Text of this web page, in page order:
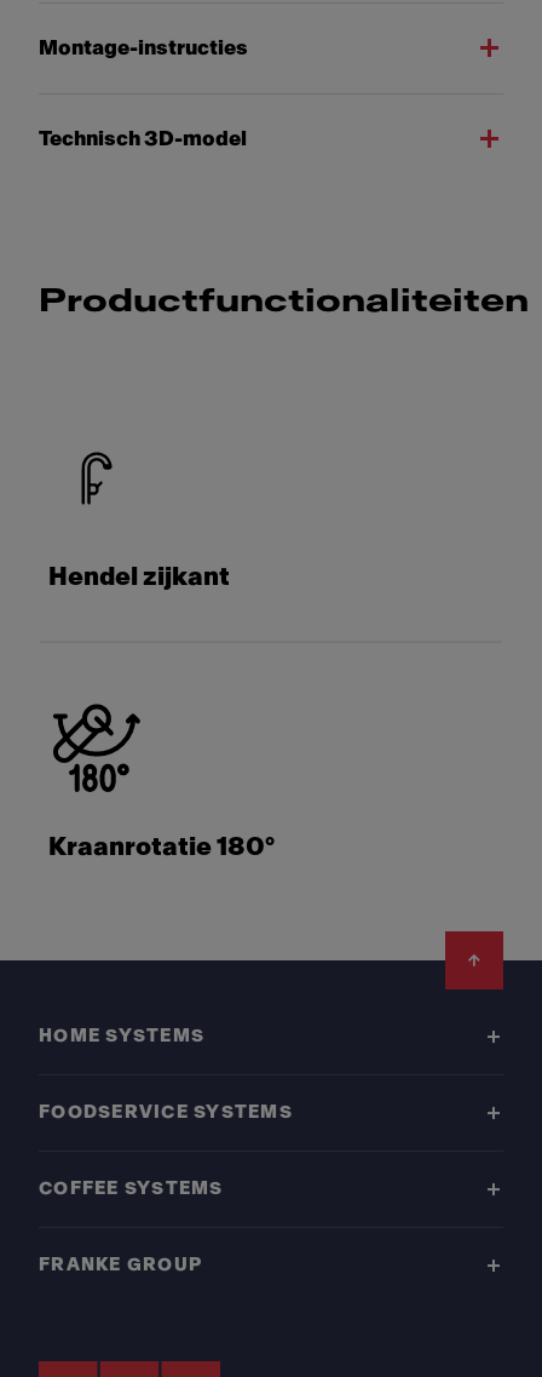
Montage-instructies
Technisch 3D-model
Productfunctionaliteiten
Hendel zijkant
Kraanrotatie 180°
HOME SYSTEMS
FOODSERVICE SYSTEMS
COFFEE SYSTEMS
FRANKE GROUP